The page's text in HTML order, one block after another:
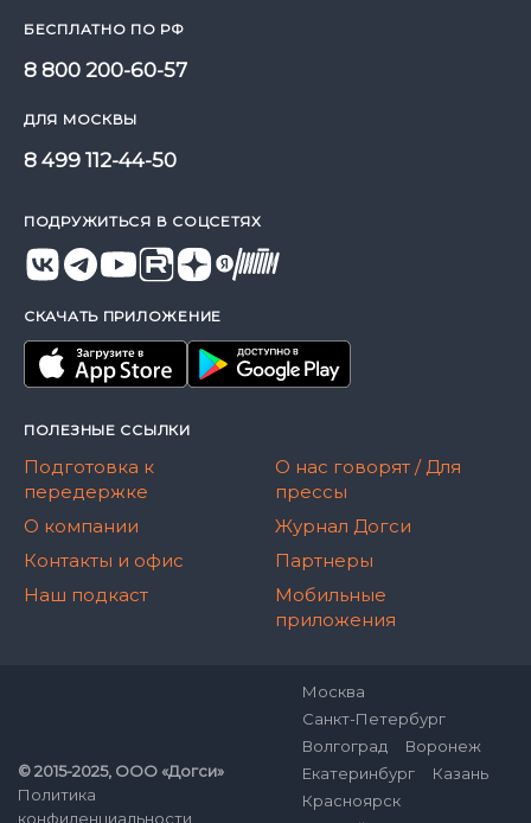
БЕСПЛАТНО ПО РФ
8 800 200-60-57
ДЛЯ МОСКВЫ
8 499 112-44-50
ПОДРУЖИТЬСЯ В СОЦСЕТЯХ
СКАЧАТЬ ПРИЛОЖЕНИЕ
ПОЛЕЗНЫЕ ССЫЛКИ
Подготовка к
передержке
О компании
Контакты и офис
Наш подкаст
О нас говорят / Для
прессы
Журнал Догси
Партнеры
Мобильные
приложения
© 2015-2025, ООО «Догси»
Политика
конфиденциальности
Москва
Санкт-Петербург
Волгоград
Воронеж
Екатеринбург
Казань
Красноярск